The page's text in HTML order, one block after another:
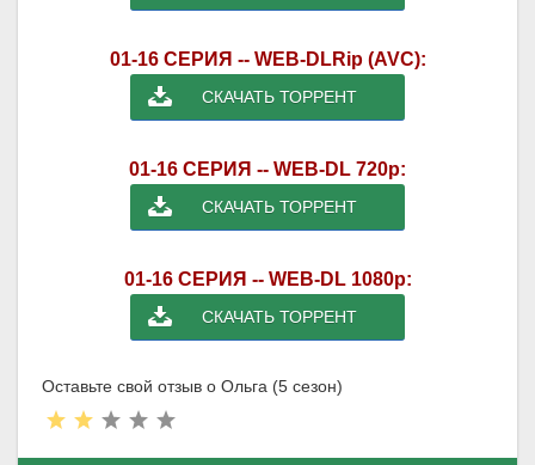
01-16 СЕРИЯ -- WEB-DLRip (AVC):
СКАЧАТЬ ТОРРЕНТ
01-16 СЕРИЯ -- WEB-DL 720p:
СКАЧАТЬ ТОРРЕНТ
01-16 СЕРИЯ -- WEB-DL 1080p:
СКАЧАТЬ ТОРРЕНТ
Оставьте свой отзыв о Ольга (5 сезон)